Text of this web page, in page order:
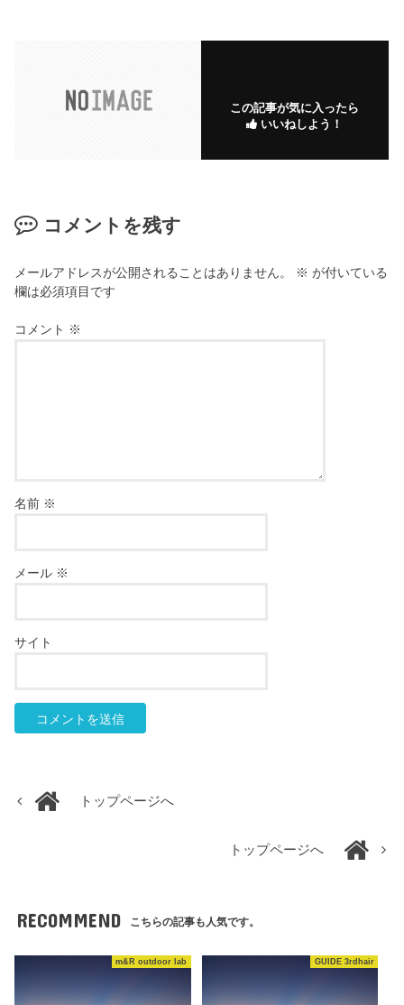
この記事が気に入ったら
いいねしよう！
コメントを残す
メールアドレスが公開されることはありません。 ※ が付いている
欄は必須項目です
コメント ※
名前 ※
メール ※
サイト
トップページへ
トップページへ
RECOMMEND こちらの記事も人気です。
m&R outdoor lab GUIDE 3rdhair